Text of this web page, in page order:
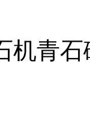
机青